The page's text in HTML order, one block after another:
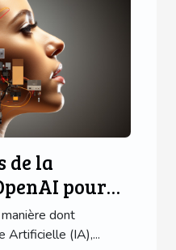
de la
pour
dont
Artificielle (IA),...